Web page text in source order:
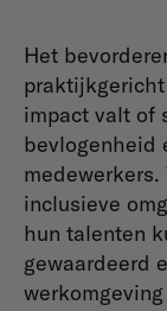
Het
impact valt of
bevlogenheid
inclusieve
hun talenten
gewaardeerd